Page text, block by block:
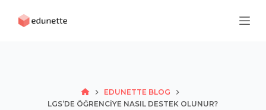
HOMEEDUNETTE BLOG
LGS’DE ÖĞRENCIYE NASIL DESTEK OLUNUR?